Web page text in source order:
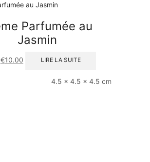
Parfumée au
Jasmin
€10.00 LIRE LA SUITE
4.5 × 4.5 × 4.5 cm